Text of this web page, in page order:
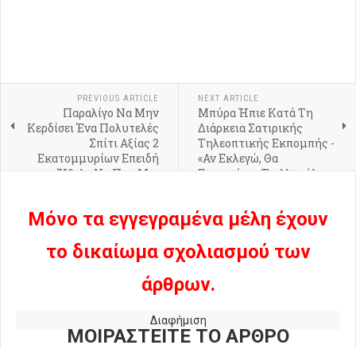
PREVIOUS ARTICLE
Παραλίγο Να Μην
Κερδίσει Ένα Πολυτελές
Σπίτι Αξίας 2
Εκατομμυρίων Επειδή
Ήθελε Να Πιει Μια
NEXT ARTICLE
Μπύρα Ήπιε Κατά Τη
Διάρκεια Σατιρικής
Τηλεοπτικής Εκπομπής -
«Αν Εκλεγώ, Θα
Επιστρέψει Το Αλκοόλ
Μόνο τα εγγεγραμένα μέλη έχουν
το δικαίωμα σχολιασμού των
άρθρων.
Διαφήμιση
ΜΟΙΡΑΣΤΕΙΤΕ ΤΟ ΑΡΘΡΟ